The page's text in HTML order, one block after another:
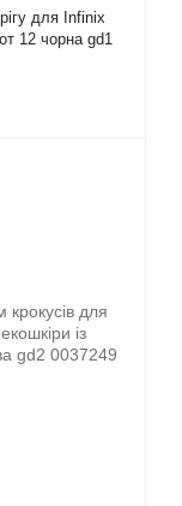
для Infinix
12 чорна gd1